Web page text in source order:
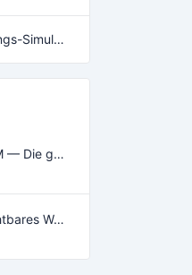
Bildschirmauflösungs-Simulator
CheapereSIM — Die günstigsten eSIM-Datentarife für Reisen 2026
Ein unverzichtbares Werkzeug für das digitale Zeitalter